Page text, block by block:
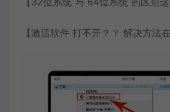
【激活软件 打不开？？ 解决方法